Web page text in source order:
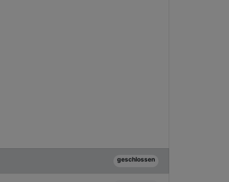
geschlossen